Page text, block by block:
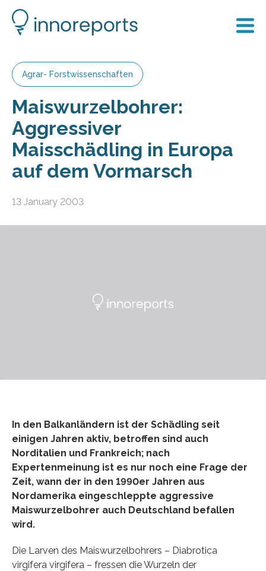
Agrar- Forstwissenschaften
Maiswurzelbohrer:
Aggressiver
Maisschädling in Europa
auf dem Vormarsch
13 January 2003
In den Balkanländern ist der Schädling seit
einigen Jahren aktiv, betroffen sind auch
Norditalien und Frankreich; nach
Expertenmeinung ist es nur noch eine Frage der
Zeit, wann der in den 1990er Jahren aus
Nordamerika eingeschleppte aggressive
Maiswurzelbohrer auch Deutschland befallen
wird.
Die Larven des Maiswurzelbohrers – Diabrotica
virgifera virgifera – fressen die Wurzeln der